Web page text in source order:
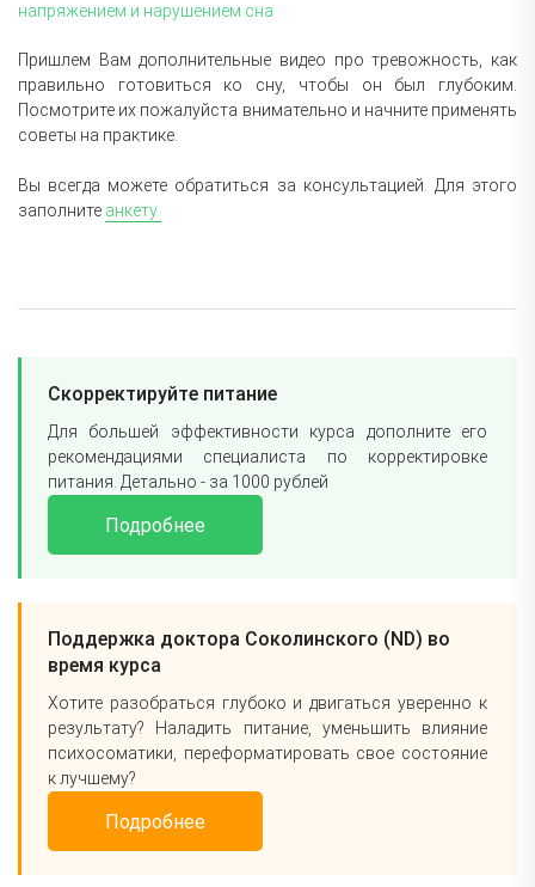
напряжением и нарушением сна
Пришлем Вам дополнительные видео про тревожность, как
правильно готовиться ко сну, чтобы он был глубоким.
Посмотрите их пожалуйста внимательно и начните применять
советы на практике.
Вы всегда можете обратиться за консультацией. Для этого
заполните анкету
Скорректируйте питание
Для большей эффективности курса дополните его
рекомендациями специалиста по корректировке
питания. Детально - за 1000 рублей
Подробнее
Поддержка доктора Соколинского (ND) во
время курса
Хотите разобраться глубоко и двигаться уверенно к
результату? Наладить питание, уменьшить влияние
психосоматики, переформатировать свое состояние
к лучшему?
Подробнее